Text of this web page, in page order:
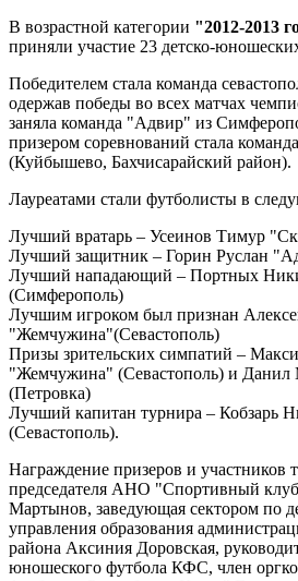
В возрастной категории "2012-2013
приняли участие 23 детско-
Победителем стала команда
одержав победы во всех матчах
заняла команда "Адвир" из
призером соревнований стала
(Куйбышево, Бахчисарайский район).
Лауреатами стали футболисты в
Лучший вратарь – Усеинов Тимур
Лучший защитник – Горин Руслан
Лучший нападающий – Портных
(Симферополь)
Лучшим игроком был признан
"Жемчужина"(Севастополь)
Призы зрительских симпатий –
"Жемчужина" (Севастополь) и
(Петровка)
Лучший капитан турнира – Кобзарь
(Севастополь).
Награждение призеров и участников
председателя АНО "Спортивный
Мартынов, заведующая сектором по
управления образования
района Аксиния Доровская,
юношеского футбола КФС, член